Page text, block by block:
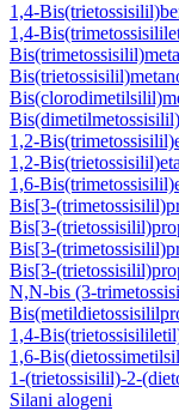
1,4-
1,4-
1,2-
1,2-
1,6-
Bis[3-
Bis[3-
Bis[3-
Bis[3-
N,N-bis (3-
1,4-
1,6-
1-(trietossisilil)-2-
Silani alogeni